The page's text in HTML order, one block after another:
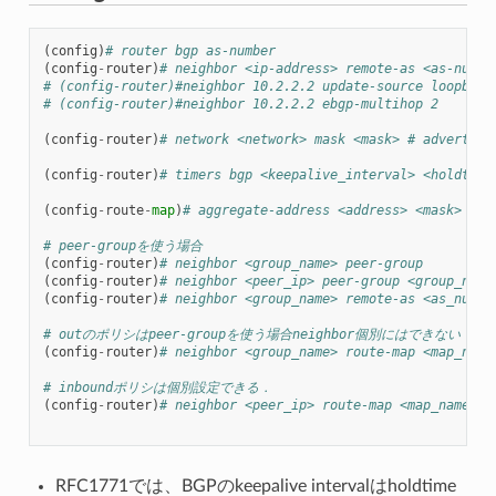
( config )# router bgp as-number
( config - router)# neighbor <ip-address> remote-as <as-
# (config-router)#neighbor 10.2.2.2 update-source
# (config-router)#neighbor 10.2.2.2 ebgp-multihop 2
( config - router)# network <network> mask <mask> #
( config - router)# timers bgp <keepalive_interval>
( config - route-map)# aggregate-address <address> <mask>
# peer-groupを使う場合
( config - router)# neighbor <group_name> peer-group
( config - router)# neighbor <peer_ip> peer-group
( config - router)# neighbor <group_name> remote-as <as_num>
# outのポリシはpeer-groupを使う場合neighbor個別にはできない．グ
( config - router)# neighbor <group_name> route-map
# inboundポリシは個別設定できる．
( config - router)# neighbor <peer_ip> route-map <map_name>
RFC1771では、BGPのkeepalive intervalはholdtime